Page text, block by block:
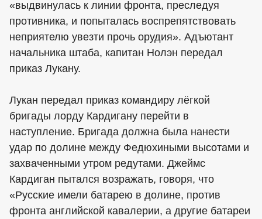
«выдвинулась к линии фронта, преследуя
противника, и попыталась воспрепятствовать
неприятелю увезти прочь орудия». Адъютант
начальника штаба, капитан Нолэн передал
приказ Лукану.
Лукан передал приказ командиру лёгкой
бригады лорду Кардигану перейти в
наступление. Бригада должна была нанести
удар по долине между Федюхиными высотами и
захваченными утром редутами. Джеймс
Кардиган пытался возражать, говоря, что
«Русские имели батарею в долине, против
фронта английской кавалерии, а другие батареи